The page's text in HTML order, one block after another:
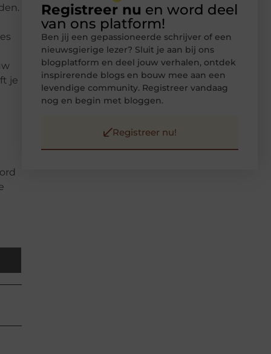
je
Registreer nu en word deel
van ons platform!
Ben jij een gepassioneerde schrijver of een
nieuwsgierige lezer? Sluit je aan bij ons
blogplatform en deel jouw verhalen, ontdek
inspirerende blogs en bouw mee aan een
levendige community. Registreer vandaag
nog en begin met bloggen.
Registreer nu!